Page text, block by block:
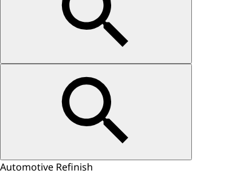
Automotive Refinish